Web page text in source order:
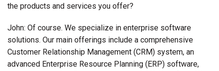
the products and services you offer?
John: Of course. We specialize in enterprise software
solutions. Our main offerings include a comprehensive
Customer Relationship Management (CRM) system, an
advanced Enterprise Resource Planning (ERP) software,